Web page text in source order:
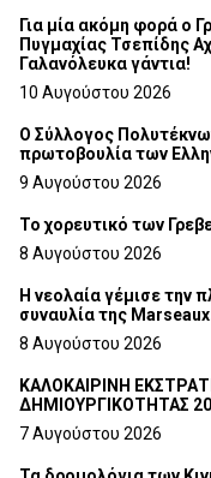
Για μία ακόμη φορά ο
Πυγμαχίας Τσεπίδης
Γαλανόλευκα γάντια!
10 Αυγούστου 2026
Ο Σύλλογος
πρωτοβουλία των
9 Αυγούστου 2026
Το χορευτικό των
8 Αυγούστου 2026
Η νεολαία γέμισε την
συναυλία της
8 Αυγούστου 2026
ΚΑΛΟΚΑΙΡΙΝΗ
ΔΗΜΙΟΥΡΓΙΚΟΤΗΤΑΣ
7 Αυγούστου 2026